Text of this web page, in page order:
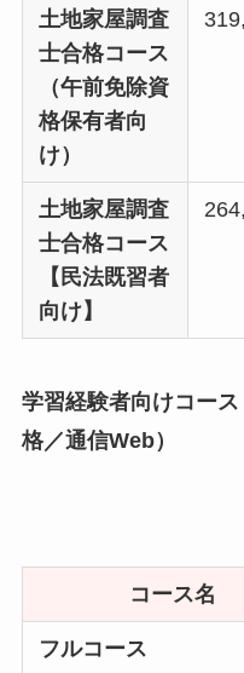
土地家屋調査
士合格コース
（午前免除資
格保有者向
け）
土地家屋調査
士合格コース
【民法既習者
向け】
学習経験者向けコー
格／通信Web）
コース名
フルコース